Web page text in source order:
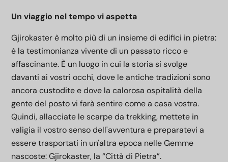
Un viaggio nel tempo vi aspetta
Gjirokaster è molto più di un insieme di edifici in pietra:
è la testimonianza vivente di un passato ricco e
affascinante. È un luogo in cui la storia si svolge
davanti ai vostri occhi, dove le antiche tradizioni sono
ancora custodite e dove la calorosa ospitalità della
gente del posto vi farà sentire come a casa vostra.
Quindi, allacciate le scarpe da trekking, mettete in
valigia il vostro senso dell'avventura e preparatevi a
essere trasportati in un'altra epoca nelle Gemme
nascoste: Gjirokaster, la “Città di Pietra”.